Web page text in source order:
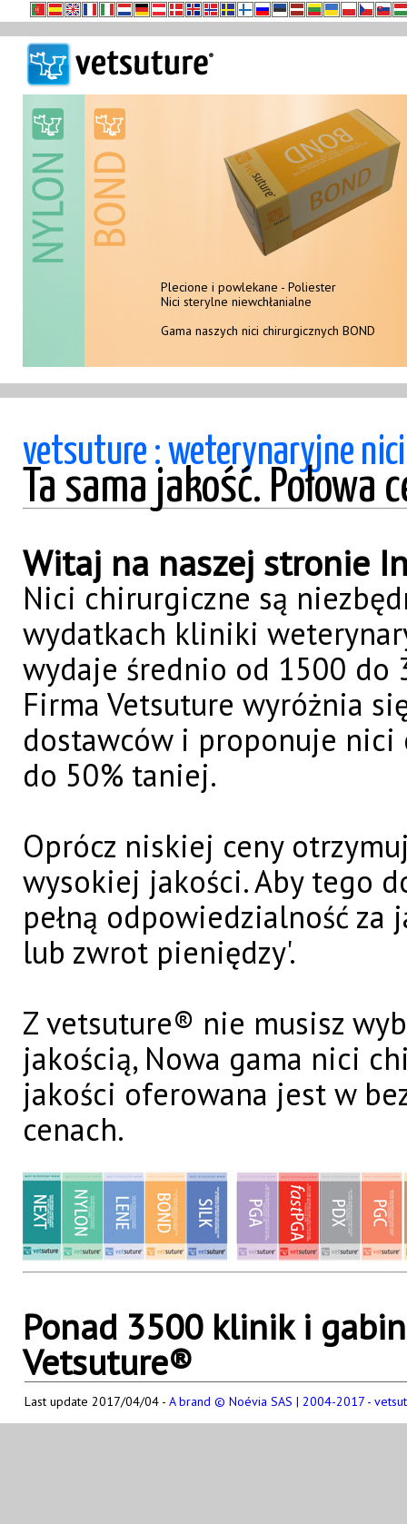
Nici sterylne niewchłanialne
Gama naszych nici chirurgicznych NYLON
Plecione i powlekane - Poliester
Nici sterylne niewchłanialne
Gama naszych nici chirurgicznych BOND
vetsuture : weterynaryjne
Ta sama jakość. Połowa
Witaj na naszej stronie
Nici chirurgiczne są
wydatkach kliniki
wydaje średnio od 1500 do
Firma Vetsuture wyróżnia
dostawców i proponuje nici
do 50% taniej.
Oprócz niskiej ceny
wysokiej jakości. Aby tego
pełną odpowiedzialność za
lub zwrot pieniędzy'.
Z vetsuture® nie musisz
jakością, Nowa gama nici
jakości oferowana jest w
cenach.
Ponad 3500 klinik i
Vetsuture®
Last update 2017/04/04 - A brand © Noévia SAS | 2004-2017 -